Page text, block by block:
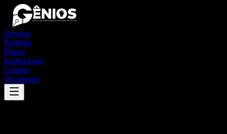
Serviços
Portfólio
Planos
Institucional
Contato
Orçamento